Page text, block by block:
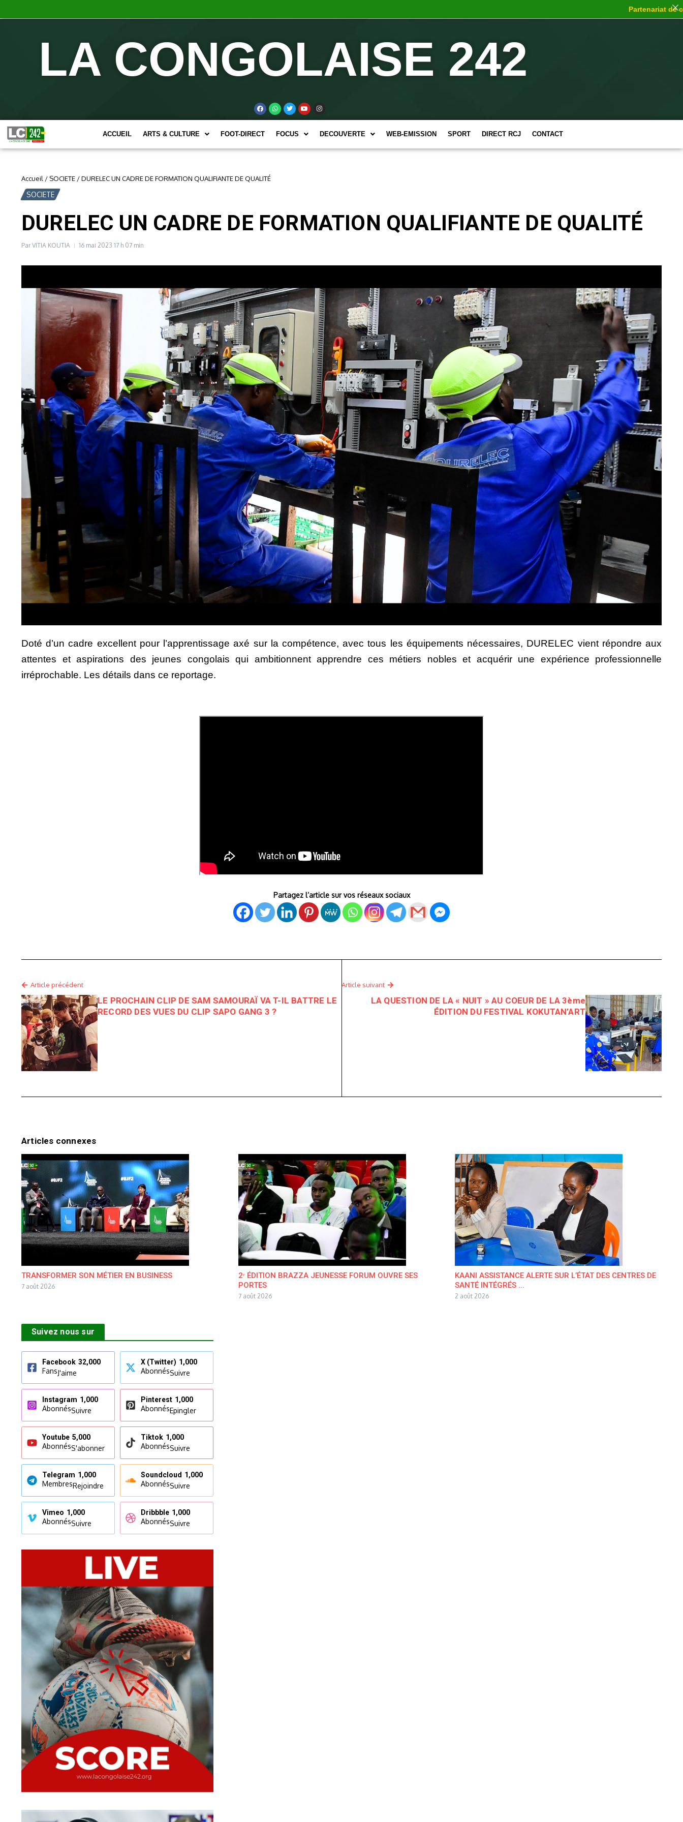
LA CONGOLAISE 242
ACCUEIL ARTS & CULTURE FOOT-DIRECT FOCUS DECOUVERTE WEB-EMISSION SPORT DIRECT RCJ CONTACT
Accueil / SOCIETE /DURELEC UN CADRE DE FORMATION QUALIFIANTE DE QUALITÉ
SOCIETE
DURELEC UN CADRE DE FORMATION QUALIFIANTE DE QUALITÉ
ParVITIA KOUTIA 16 mai 2023 17 h 07 min
Doté d’un cadre excellent pour l’apprentissage axé sur la compétence, avec tous les équipements nécessaires, DURELEC vient répondre aux
attentes et aspirations des jeunes congolais qui ambitionnent apprendre ces métiers nobles et acquérir une expérience professionnelle
irréprochable. Les détails dans ce reportage.
Partagez l’article sur vos réseaux sociaux
Article précédent
LE PROCHAIN CLIP DE SAM SAMOURAÏ VA T-IL BATTRE LE
RECORD DES VUES DU CLIP SAPO GANG 3 ?
Article suivant
LA QUESTION DE LA « NUIT » AU COEUR DE LA 3ème
ÉDITION DU FESTIVAL KOKUTAN’ART
Articles connexes
TRANSFORMER SON MÉTIER EN BUSINESS
7 août 2026
2ᵉ ÉDITION BRAZZA JEUNESSE FORUM OUVRE SES
PORTES
7 août 2026
KAANI ASSISTANCE ALERTE SUR L’ÉTAT DES CENTRES DE
SANTÉ INTÉGRÉS ...
2 août 2026
Suivez nous sur
Facebook 32,000
FansJ'aime
X (Twitter) 1,000
AbonnésSuivre
Instagram 1,000
AbonnésSuivre
Pinterest 1,000
AbonnésEpingler
Youtube 5,000
AbonnésS'abonner
Tiktok 1,000
AbonnésSuivre
Telegram 1,000
MembresRejoindre
Soundcloud 1,000
AbonnésSuivre
Vimeo 1,000
AbonnésSuivre
Dribbble 1,000
AbonnésSuivre
Partenariat de choc :